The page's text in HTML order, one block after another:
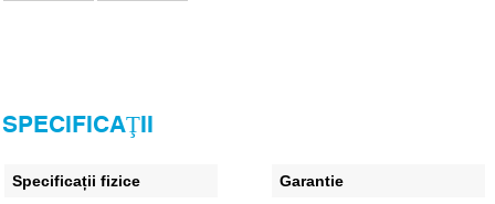
SPECIFICAŢII
Specificații fizice Garantie